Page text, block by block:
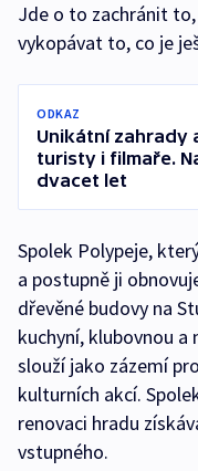
Jde o to zachránit
vykopávat to, co je
ODKAZ
Unikátní zahrady
turisty i filmaře.
dvacet let
Spolek Polypeje,
a postupně ji
dřevěné budovy na
kuchyní, klubovnou
slouží jako zázemí
kulturních akcí.
renovaci hradu
vstupného.